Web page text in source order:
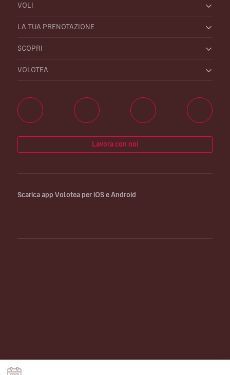
VOLI
LA TUA PRENOTAZIONE
SCOPRI
VOLOTEA
Lavora con noi
Scarica app Volotea per iOS e Android